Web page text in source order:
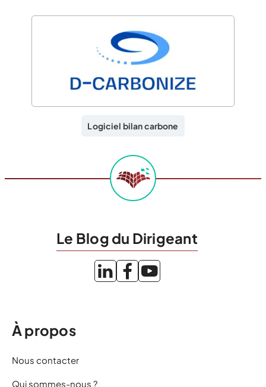
Logiciel bilan carbone
Le Blog du Dirigeant
À propos
Nous contacter
Qui sommes-nous ?